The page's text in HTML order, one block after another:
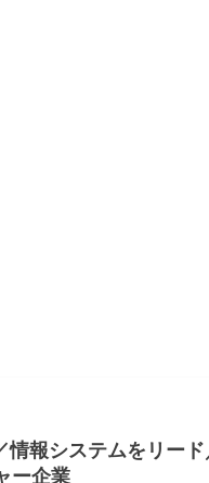
情報システムをリー
ー企業